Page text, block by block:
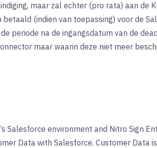
maar zal echter (pro rata) aan de
(indien van toepassing) voor de
periode na de ingangsdatum van de
maar waarin deze niet meer
Salesforce environment and Nitro Sign
Data with Salesforce. Customer Data